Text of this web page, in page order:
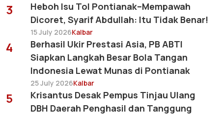
3
Heboh Isu Tol Pontianak–Mempawah
Dicoret, Syarif Abdullah: Itu Tidak Benar!
15 July 2026Kalbar
4
Berhasil Ukir Prestasi Asia, PB ABTI
Siapkan Langkah Besar Bola Tangan
Indonesia Lewat Munas di Pontianak
25 July 2026Kalbar
5
Krisantus Desak Pempus Tinjau Ulang
DBH Daerah Penghasil dan Tanggung